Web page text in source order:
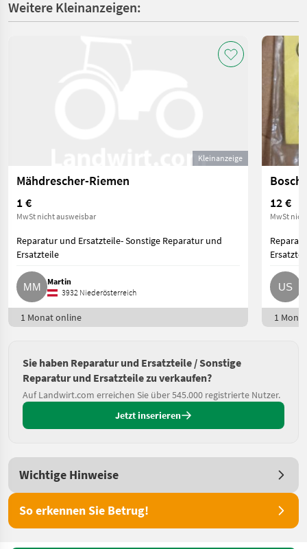
Weitere Kleinanzeigen:
Kleinanzeige
Mähdrescher-Riemen
1 €
MwSt nicht ausweisbar
Reparatur und Ersatzteile- Sonstige Reparatur und
Ersatzteile
Martin
3932 Niederösterreich
1 Monat online
Bosch
12 €
MwSt
1
Sie haben Reparatur und Ersatzteile / Sonstige
Reparatur und Ersatzteile zu verkaufen?
Auf Landwirt.com erreichen Sie über 545.000 registrierte Nutzer.
Jetzt inserieren
Wichtige Hinweise
So erkennen Sie Betrug!